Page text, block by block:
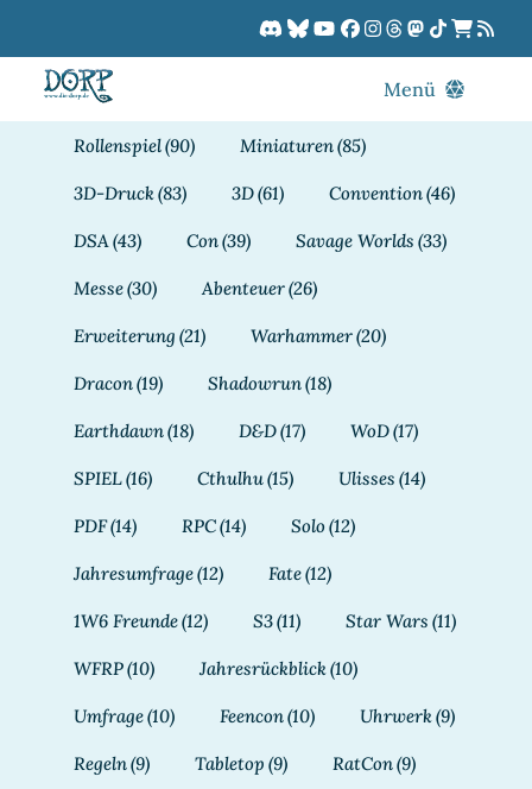
springen
Menü
Rollenspiel(90) Miniaturen(85)
3D-Druck(83) 3D(61) Convention(46)
DSA (43) Con(39) Savage Worlds (33)
Messe(30) Abenteuer(26)
Erweiterung (21) Warhammer(20)
Dracon(19) Shadowrun(18)
Earthdawn(18) D&D(17) WoD(17)
SPIEL(16) Cthulhu(15) Ulisses (14)
PDF(14) RPC(14) Solo(12)
Jahresumfrage(12) Fate(12)
1W6 Freunde(12) S3(11) Star Wars (11)
WFRP(10) Jahresrückblick(10)
Umfrage(10) Feencon(10) Uhrwerk(9)
Regeln(9) Tabletop (9) RatCon(9)